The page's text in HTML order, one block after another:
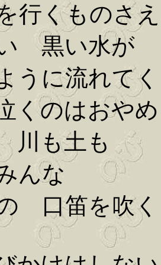
行くものさえ
黒い水が
うに流れてく
くのはおやめ
川も土も
んな
口笛を吹く